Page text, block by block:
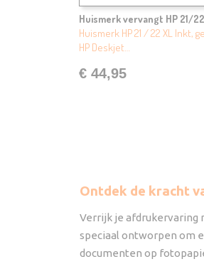
Huismerk vervangt HP 21/
Huismerk HP 21 / 22 XL Inkt,
HP Deskjet…
€ 44,95
Ontdek de kracht
Verrijk je afdrukervaring
speciaal ontworpen om
documenten op